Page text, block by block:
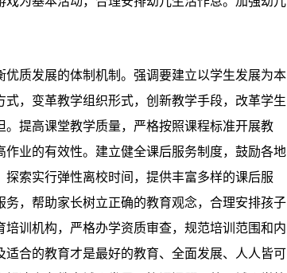
质发展的体制机制。强调要建立以学生发展为本
，变革教学组织形式，创新教学手段，改革学生
提高课堂教学质量，严格按照课程标准开展教
业的有效性。建立健全课后服务制度，鼓励各地
索实行弹性离校时间，提供丰富多样的课后服
，帮助家长树立正确的教育观念，合理安排孩子
训机构，严格办学资质审查，规范培训范围和内
合的教育才是最好的教育、全面发展、人人皆可